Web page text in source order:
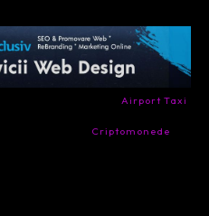
Airport Taxi
Criptomonede